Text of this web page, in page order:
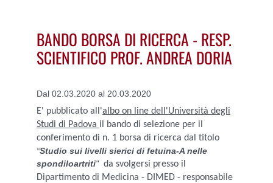
BANDO BORSA DI RICERCA - RESP.
SCIENTIFICO PROF. ANDREA DORIA
Dal 02.03.2020 al 20.03.2020
E' pubblicato all'albo on line dell'Università degli
Studi di Padova il bando di selezione per il
conferimento di n. 1 borsa di ricerca dal titolo
“Studio sui livelli sierici di fetuina-A nelle
spondiloartriti" da svolgersi presso il
Dipartimento di Medicina - DIMED - responsabile